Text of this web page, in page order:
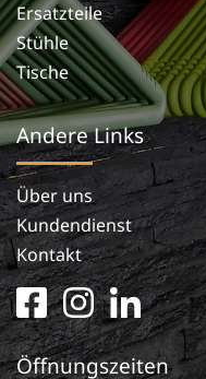
Ersatzteile
Stühle
Tische
Andere Links
Über uns
Kundendienst
Kontakt
facebook
square
instagram
linkedin
in
Öffnungszeiten